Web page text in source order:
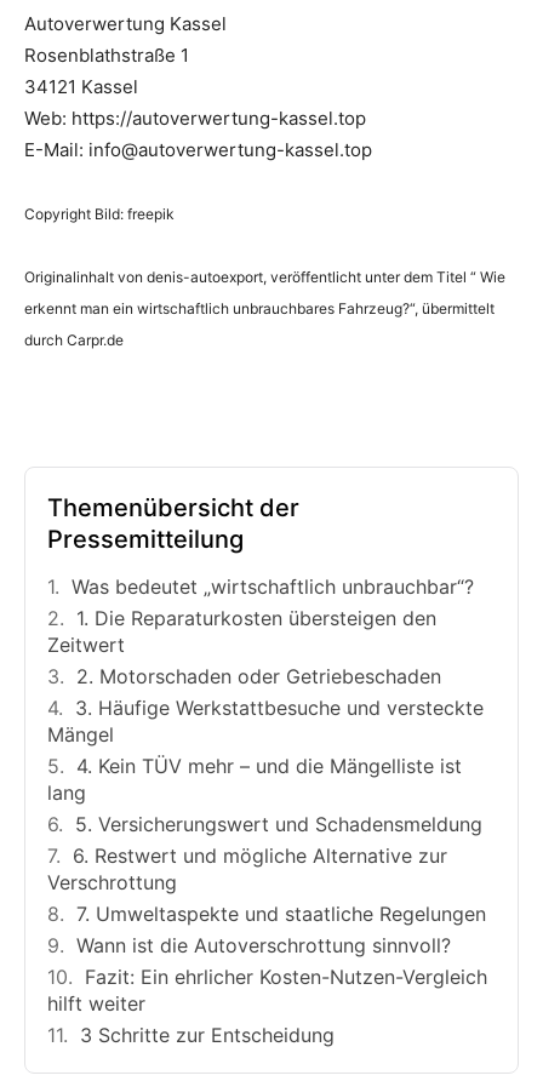
Autoverwertung Kassel
Rosenblathstraße 1
34121 Kassel
Web: https://autoverwertung-kassel.top
E-Mail: info@autoverwertung-kassel.top
Copyright Bild: freepik
Originalinhalt von denis-autoexport, veröffentlicht unter dem Titel “ Wie
erkennt man ein wirtschaftlich unbrauchbares Fahrzeug?“, übermittelt
durch Carpr.de
Themenübersicht der
Pressemitteilung
Was bedeutet „wirtschaftlich unbrauchbar“?
1. Die Reparaturkosten übersteigen den
Zeitwert
2. Motorschaden oder Getriebeschaden
3. Häufige Werkstattbesuche und versteckte
Mängel
4. Kein TÜV mehr – und die Mängelliste ist
lang
5. Versicherungswert und Schadensmeldung
6. Restwert und mögliche Alternative zur
Verschrottung
7. Umweltaspekte und staatliche Regelungen
Wann ist die Autoverschrottung sinnvoll?
Fazit: Ein ehrlicher Kosten-Nutzen-Vergleich
hilft weiter
3 Schritte zur Entscheidung